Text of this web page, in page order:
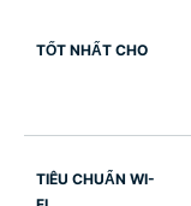
TỐT NHẤT CHO
TIÊU CHUẨN WI-